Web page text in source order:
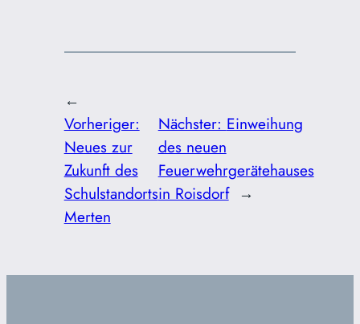
←
Vorheriger:
Neues zur
Zukunft des
Schulstandorts
Merten
Nächster: Einweihung
des neuen
Feuerwehrgerätehauses
in Roisdorf →